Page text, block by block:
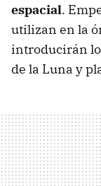
espacial.
utilizan en la
introducirán
de la Luna y